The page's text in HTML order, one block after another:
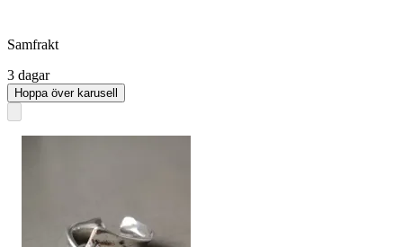
Samfrakt
3 dagar
Hoppa över karusell